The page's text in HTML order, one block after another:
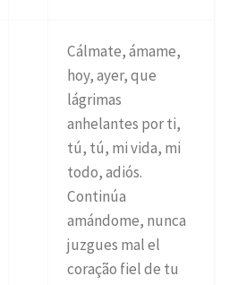
Cálmate, ámame,
hoy, ayer, que
lágrimas
anhelantes por ti,
tú, tú, mi vida, mi
todo, adiós.
Continúa
amándome, nunca
juzgues mal el
coração fiel de tu